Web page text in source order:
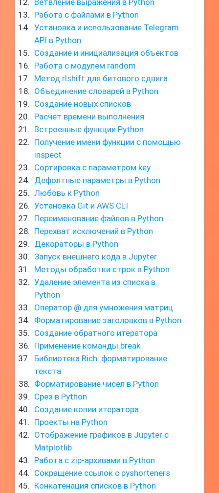
Ветвление выражения в Python
Работа с файлами в Python
Установка и использование Telegram
API в Python
Создание и инициализация объектов
Работа с модулем random
Метод rlshift для битового сдвига
Объединение словарей в Python
Создание новых списков
Расчет времени выполнения
Встроенные функции Python
Получение имени функции с помощью
inspect
Сортировка с параметром key
Дефолтные параметры в Python
Любовь к Python
Установка Git и AWS CLI
Переименование файлов в Python
Перехват исключений в Python
Декораторы в Python
Запуск внешнего кода в Jupyter
Методы обработки строк в Python
Удаление элемента из списка в
Python
Оператор @ для умножения матриц
Форматирование заголовков в Python
Создание обратного итератора
Применение команды break
Библиотека Rich: форматирование
текста
Форматирование чисел в Python
Срез в Python
Создание копии итератора
Проекты на Python
Отображение графиков в Jupyter с
Matplotlib
Работа с zip-архивами в Python
Сокращение ссылок с pyshorteners
Конкатенация списков в Python